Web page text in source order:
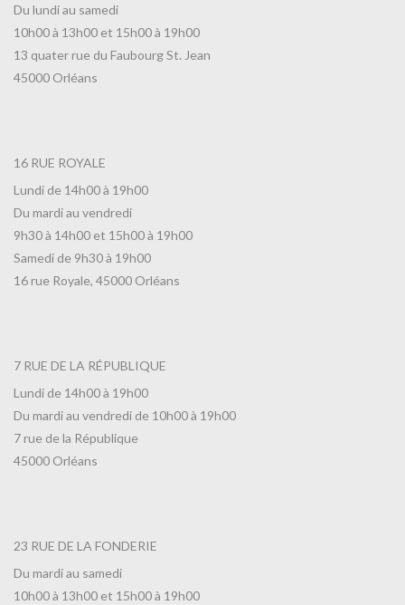
Du lundi au samedi
10h00 à 13h00 et 15h00 à 19h00
13 quater rue du Faubourg St. Jean
45000 Orléans
16 RUE ROYALE
Lundi de 14h00 à 19h00
Du mardi au vendredi
9h30 à 14h00 et 15h00 à 19h00
Samedi de 9h30 à 19h00
16 rue Royale, 45000 Orléans
7 RUE DE LA RÉPUBLIQUE
Lundi de 14h00 à 19h00
Du mardi au vendredi de 10h00 à 19h00
7 rue de la République
45000 Orléans
23 RUE DE LA FONDERIE
Du mardi au samedi
10h00 à 13h00 et 15h00 à 19h00